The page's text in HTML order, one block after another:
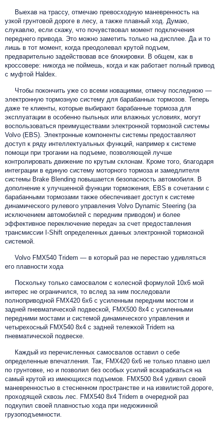
Выехав на трассу, отмечаю превосходную маневренность на
узкой грунтовой дороге в лесу, а также плавный ход. Думаю,
слукавлю, если скажу, что почувствовал момент подключения
переднего привода. Это можно заметить только на дисплее. Да и то
лишь в тот момент, когда преодолевал крутой подъем,
предварительно задействовав все блокировки. В общем, как в
кроссовере: никогда не поймешь, когда и как работает полный привод
с муфтой Haldex.
Чтобы покончить уже со всеми новациями, отмечу последнюю —
электронную тормозную систему для барабанных тормозов. Теперь
даже те клиенты, которые выбирают барабанные тормоза для
эксплуатации в особенно пыльных или влажных условиях, могут
воспользоваться преимуществами электронной тормозной системы
Volvo (EBS). Электронные компоненты системы предоставляют
доступ к ряду интеллектуальных функций, например к системе
помощи при трогании на подъеме, позволяющей лучше
контролировать движение по крутым склонам. Кроме того, благодаря
интеграции в единую систему моторного тормоза и замедлителя
системы Brake Blending повышается безопасность автомобиля. В
дополнение к улучшенной функции торможения, EBS в сочетании с
барабанными тормозами также обеспечивает доступ к системе
динамического рулевого управления Volvo Dynamic Steering (за
исключением автомобилей с передним приводом) и более
эффективное переключение передач за счет предоставления
трансмиссии I-Shift определенных данных электронной тормозной
системой.
Volvo FMX540 Tridem — в который раз не перестаю удивляться
его плавности хода
Поскольку только самосвалом с колесной формулой 10х6 мой
интерес не ограничился, то вслед за ним последовали
полноприводной FMX420 6x6 с усиленным передним мостом и
задней пневматической подвеской, FMX500 8x4 с усиленными
передними мостами и системой динамического управления и
четырехосный FMX540 8x4 с задней тележкой Tridem на
пневматической подвеске.
Каждый из перечисленных самосвалов оставил о себе
определенные впечатления. Так, FMX420 6x6 не только плавно шел
по грунтовке, но и позволил без особых усилий вскарабкаться на
самый крутой из имеющихся подъемов. FMX500 8x4 удивил своей
маневренностью в стесненном пространстве и на извилистой дороге,
проходящей сквозь лес. FMX540 8x4 Tridem в очередной раз
подкупил своей плавностью хода при недюжинной
грузоподъемности.